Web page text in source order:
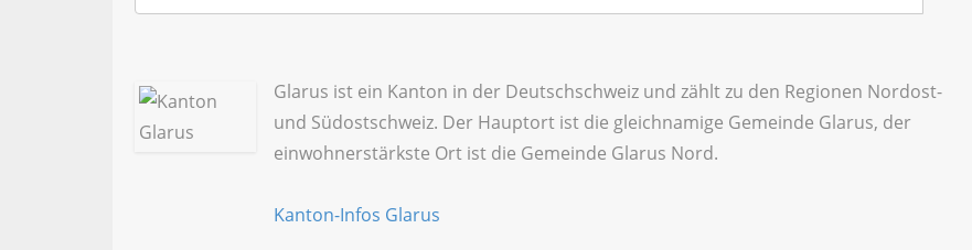
Glarus ist ein Kanton in der Deutschschweiz und zählt zu den Regionen Nordost-
und Südostschweiz. Der Hauptort ist die gleichnamige Gemeinde Glarus, der
einwohnerstärkste Ort ist die Gemeinde Glarus Nord.
Kanton-Infos Glarus